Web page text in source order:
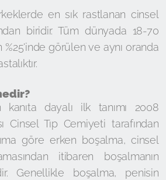
en sık rastlanan cinsel
biridir. Tüm dünyada 18-70
%25'inde görülen ve aynı oranda
kanıta dayalı ilk tanımı 2008
Cinsel Tıp Cemiyeti tarafından
göre erken boşalma, cinsel
itibaren boşalmanın
Genellikle boşalma, penisin